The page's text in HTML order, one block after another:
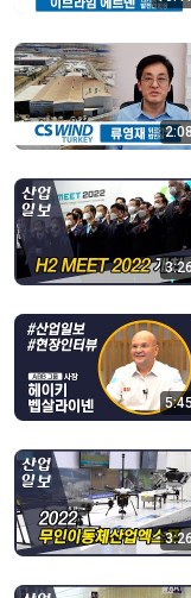
The French Do
Trevor Noah
2:08
3:26
5:45
3:26